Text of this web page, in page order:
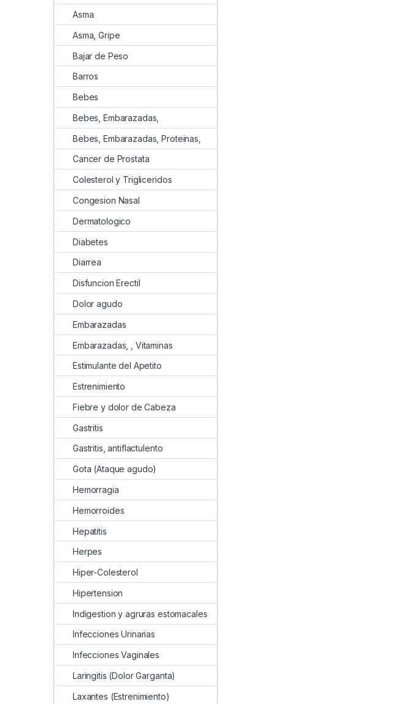
Asma
Asma, Gripe
Bajar de Peso
Barros
Bebes
Bebes, Embarazadas,
Bebes, Embarazadas, Proteinas,
Cancer de Prostata
Colesterol y Trigliceridos
Congesion Nasal
Dermatologico
Diabetes
Diarrea
Disfuncion Erectil
Dolor agudo
Embarazadas
Embarazadas, , Vitaminas
Estimulante del Apetito
Estrenimiento
Fiebre y dolor de Cabeza
Gastritis
Gastritis, antiflactulento
Gota (Ataque agudo)
Hemorragia
Hemorroides
Hepatitis
Herpes
Hiper-Colesterol
Hipertension
Indigestion y agruras estomacales
Infecciones Urinarias
Infecciones Vaginales
Laringitis (Dolor Garganta)
Laxantes (Estrenimiento)